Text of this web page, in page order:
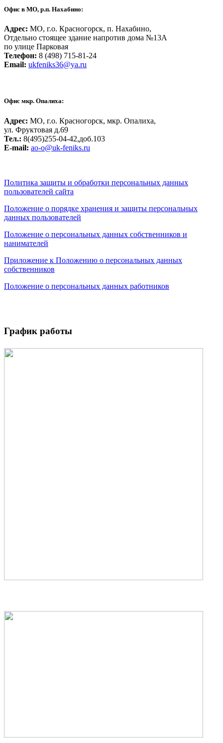
Офис в МО, р.п. Нахабино:
Адрес: МО, г.о. Красногорск, п. Нахабино,
Отдельно стоящее здание напротив дома №13А
по улице Парковая
Телефон: 8 (498) 715-81-24
Email: ukfeniks36@ya.ru
Офис мкр. Опалиха:
Адрес: МО, г.о. Красногорск, мкр. Опалиха,
ул. Фруктовая д.69
Тел.: 8(495)255-04-42,доб.103
Е-mail: ao-o@uk-feniks.ru
Политика защиты и обработки персональных данных
пользователей сайта
Положение о порядке хранения и защиты персональных
данных пользователей
Положение о персональных данных собственников и
нанимателей
Приложение к Положению о персональных данных
собственников
Положение о персональных данных работников
График работы